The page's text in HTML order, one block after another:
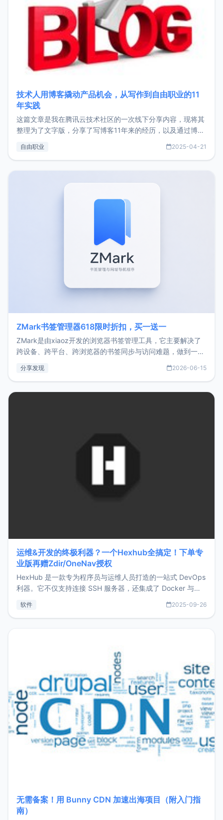
技术人用博客撬动产品机会，从写作到自由职业的11
年实践
这篇文章是我在腾讯云技术社区的一次线下分享内容，现将其
整理为了文字版，分享了写博客11年来的经历，以及通过博客
了我的首个产品ImgURL的真实数据和产品现状。自我介绍大
自由职业 2025-04-21
ZMark书签管理器618限时折扣，买一送一
ZMark是由xiaoz开发的浏览器书签管理工具，它主要解决了
跨设备、跨平台、跨浏览器的书签同步与访问难题，做到一处
用，让管理更高效。ZMark官网地址：
分享发现 2026-06-15
运维&开发的终极利器？一个Hexhub全搞定！下单专
业版再赠Zdir/OneNav授权
HexHub 是一款专为程序员与运维人员打造的一站式 DevOps
利器。它不仅支持连接 SSH 服务器，还集成了 Docker 与常
件间频繁切换，仅凭 HexHub 即可同时搞定运维与数据库操
软件 2025-09-26
无需备案！用 Bunny CDN 加速出海项目（附入门指
南）